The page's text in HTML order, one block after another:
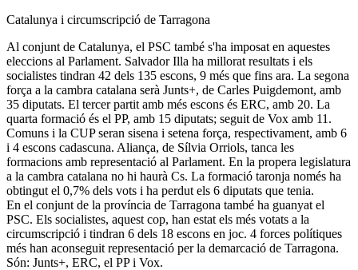
Catalunya i circumscripció de Tarragona
Al conjunt de Catalunya, el PSC també s'ha imposat en aquestes
eleccions al Parlament. Salvador Illa ha millorat resultats i els
socialistes tindran 42 dels 135 escons, 9 més que fins ara. La segona
força a la cambra catalana serà Junts+, de Carles Puigdemont, amb
35 diputats. El tercer partit amb més escons és ERC, amb 20. La
quarta formació és el PP, amb 15 diputats; seguit de Vox amb 11.
Comuns i la CUP seran sisena i setena força, respectivament, amb 6
i 4 escons cadascuna. Aliança, de Sílvia Orriols, tanca les
formacions amb representació al Parlament. En la propera legislatura
a la cambra catalana no hi haurà Cs. La formació taronja només ha
obtingut el 0,7% dels vots i ha perdut els 6 diputats que tenia.
En el conjunt de la província de Tarragona també ha guanyat el
PSC. Els socialistes, aquest cop, han estat els més votats a la
circumscripció i tindran 6 dels 18 escons en joc. 4 forces polítiques
més han aconseguit representació per la demarcació de Tarragona.
Són: Junts+, ERC, el PP i Vox.